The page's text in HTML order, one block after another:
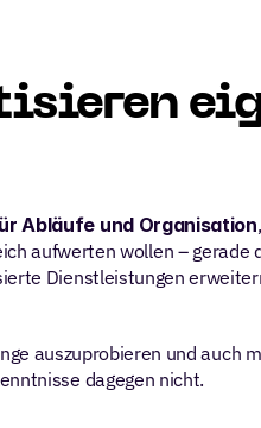
Abläufe und Organisation
aufwerten wollen –
Dienstleistungen
auszuprobieren und auch
dagegen nicht.